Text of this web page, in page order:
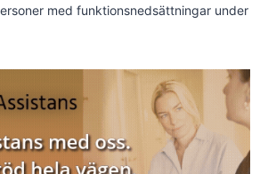
med funktionsnedsättningar under